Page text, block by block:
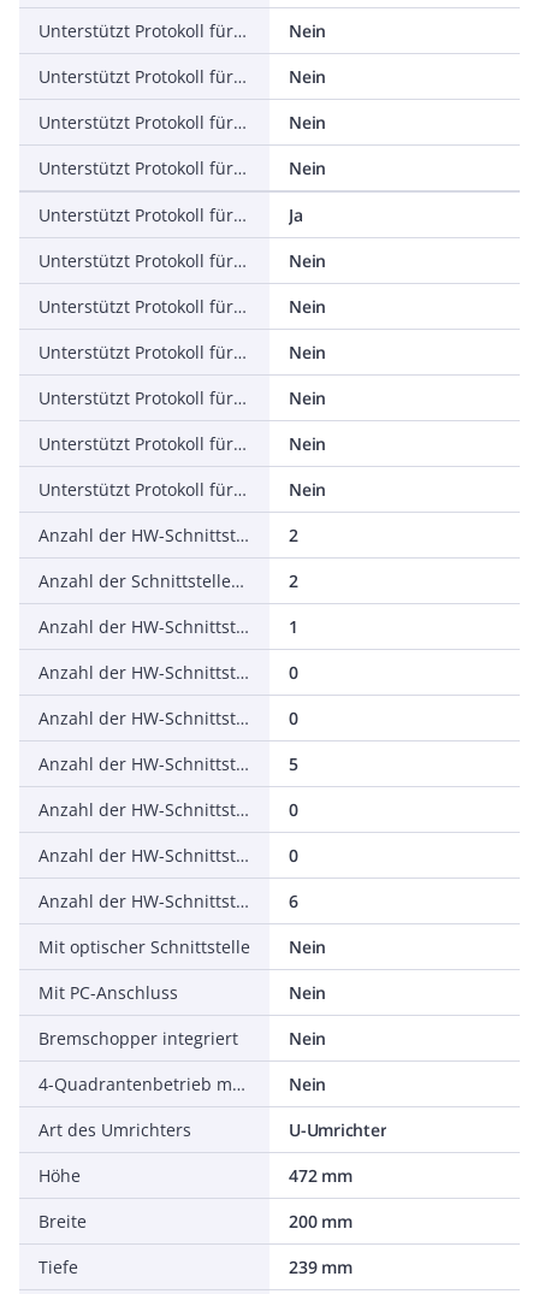
Unterstützt Protokoll für PROFINET IO
Nein
Unterstützt Protokoll für PROFINET CBA
Nein
Unterstützt Protokoll für SERCOS
Nein
Unterstützt Protokoll für Foundation Fieldbus
Nein
Unterstützt Protokoll für EtherNet/IP
Ja
Unterstützt Protokoll für AS-Interface Safety at Work
Nein
Unterstützt Protokoll für DeviceNet Safety
Nein
Unterstützt Protokoll für INTERBUS-Safety
Nein
Unterstützt Protokoll für PROFIsafe
Nein
Unterstützt Protokoll für SafetyBUS p
Nein
Unterstützt Protokoll für sonstige Bussysteme
Nein
Anzahl der HW-Schnittstellen Industrial Ethernet
2
Anzahl der Schnittstellen PROFINET
2
Anzahl der HW-Schnittstellen seriell RS-232
1
Anzahl der HW-Schnittstellen seriell RS-422
0
Anzahl der HW-Schnittstellen seriell RS-485
0
Anzahl der HW-Schnittstellen seriell TTY
5
Anzahl der HW-Schnittstellen USB
0
Anzahl der HW-Schnittstellen parallel
0
Anzahl der HW-Schnittstellen sonstige
6
Mit optischer Schnittstelle
Nein
Mit PC-Anschluss
Nein
Bremschopper integriert
Nein
4-Quadrantenbetrieb möglich
Nein
Art des Umrichters
U-Umrichter
Höhe
472 mm
Breite
200 mm
Tiefe
239 mm